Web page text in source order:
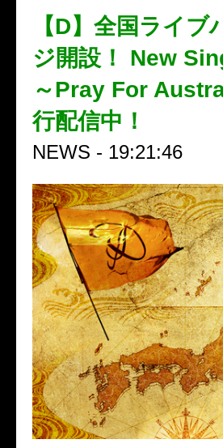
【D】全国ライ
ジ開設！ New
～Pray For
行配信中！
NEWS - 19:21:46